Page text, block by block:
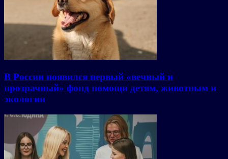
В России появился первый «вечный и
прозрачный» фонд помощи детям, животным и
экологии